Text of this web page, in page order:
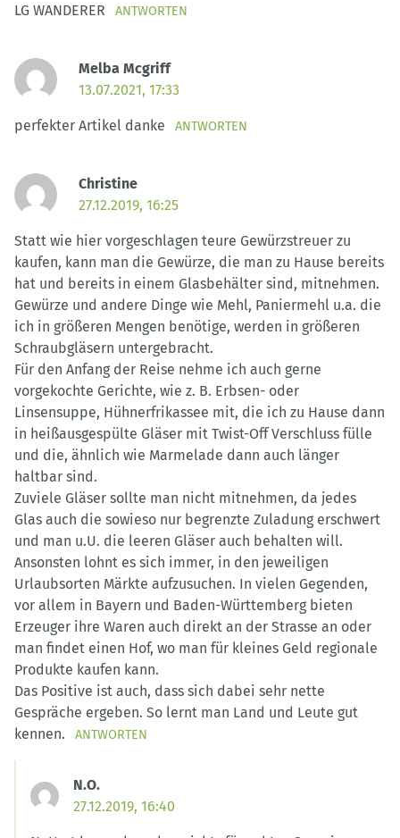
LG WANDERER
ANTWORTEN
Melba Mcgriff
13.07.2021, 17:33
perfekter Artikel danke ANTWORTEN
Christine
27.12.2019, 16:25
Statt wie hier vorgeschlagen teure Gewürzstreuer zu
kaufen, kann man die Gewürze, die man zu Hause bereits
hat und bereits in einem Glasbehälter sind, mitnehmen.
Gewürze und andere Dinge wie Mehl, Paniermehl u.a. die
ich in größeren Mengen benötige, werden in größeren
Schraubgläsern untergebracht.
Für den Anfang der Reise nehme ich auch gerne
vorgekochte Gerichte, wie z. B. Erbsen- oder
Linsensuppe, Hühnerfrikassee mit, die ich zu Hause dann
in heißausgespülte Gläser mit Twist-Off Verschluss fülle
und die, ähnlich wie Marmelade dann auch länger
haltbar sind.
Zuviele Gläser sollte man nicht mitnehmen, da jedes
Glas auch die sowieso nur begrenzte Zuladung erschwert
und man u.U. die leeren Gläser auch behalten will.
Ansonsten lohnt es sich immer, in den jeweiligen
Urlaubsorten Märkte aufzusuchen. In vielen Gegenden,
vor allem in Bayern und Baden-Württemberg bieten
Erzeuger ihre Waren auch direkt an der Strasse an oder
man findet einen Hof, wo man für kleines Geld regionale
Produkte kaufen kann.
Das Positive ist auch, dass sich dabei sehr nette
Gespräche ergeben. So lernt man Land und Leute gut
kennen.
ANTWORTEN
N.O.
27.12.2019, 16:40